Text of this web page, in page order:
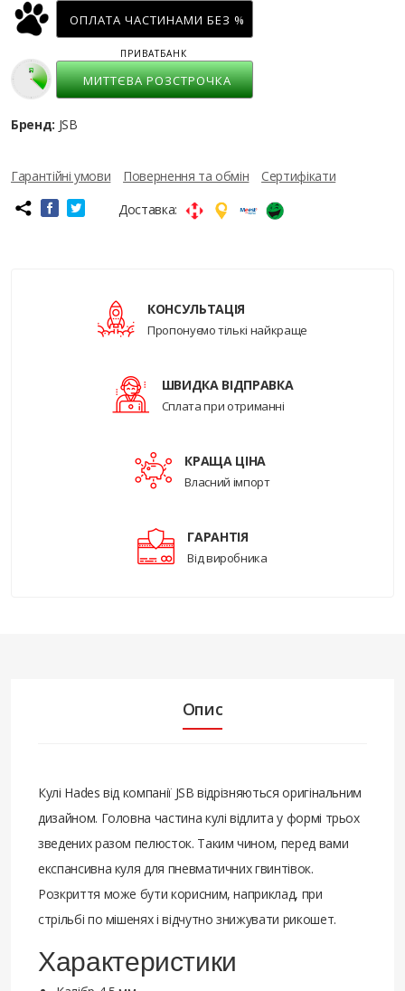
ОПЛАТА ЧАСТИНАМИ БЕЗ %
МИТТЄВА РОЗСТРОЧКА
ПРИВАТБАНК
Бренд: JSB
Гарантійні умови Повернення та обмін
Сертифікати
Доставка:
КОНСУЛЬТАЦІЯ
Пропонуємо тількі найкраще
ШВИДКА ВІДПРАВКА
Сплата при отриманні
КРАЩА ЦІНА
Власний імпорт
ГАРАНТІЯ
Від виробника
Опис
Кулі Hades від компанії JSB відрізняються оригінальним
дизайном. Головна частина кулі відлита у формі трьох
зведених разом пелюсток. Таким чином, перед вами
експансивна куля для пневматичних гвинтівок.
Розкриття може бути корисним, наприклад, при
стрільбі по мішенях і відчутно знижувати рикошет.
Характеристики